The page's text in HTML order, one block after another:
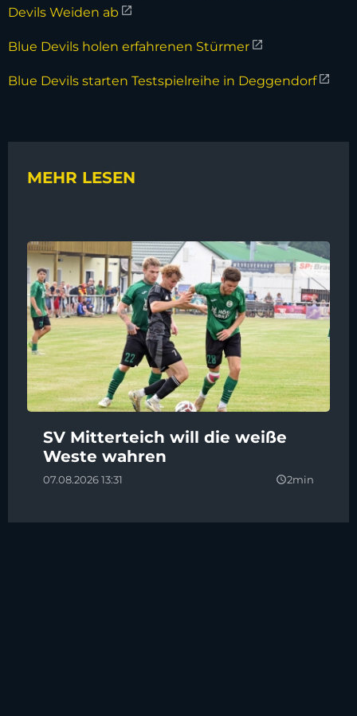
Devils Weiden ab
Blue Devils holen erfahrenen Stürmer
Blue Devils starten Testspielreihe in Deggendorf
MEHR LESEN
SV Mitterteich will die weiße
Weste wahren
07.08.2026 13:31 query_builder2min